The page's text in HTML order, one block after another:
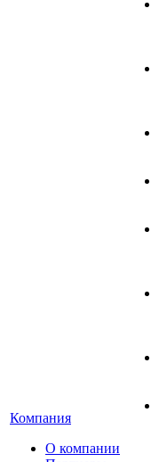
Компания
О компании